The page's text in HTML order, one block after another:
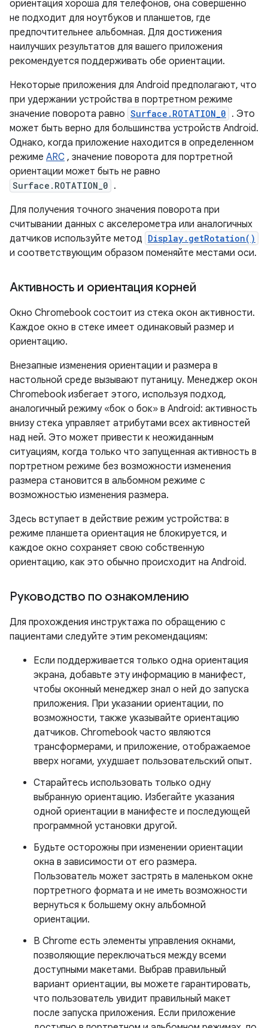
ориентация хороша для телефонов, она совершенно
не подходит для ноутбуков и планшетов, где
предпочтительнее альбомная. Для достижения
наилучших результатов для вашего приложения
рекомендуется поддерживать обе ориентации.
Некоторые приложения для Android предполагают, что
при удержании устройства в портретном режиме
значение поворота равно Surface.ROTATION_0 . Это
может быть верно для большинства устройств Android.
Однако, когда приложение находится в определенном
режиме ARC , значение поворота для портретной
ориентации может быть не равно
Surface.ROTATION_0 .
Для получения точного значения поворота при
считывании данных с акселерометра или аналогичных
датчиков используйте метод Display.getRotation()
и соответствующим образом поменяйте местами оси.
Активность и ориентация корней
Окно Chromebook состоит из стека окон активности.
Каждое окно в стеке имеет одинаковый размер и
ориентацию.
Внезапные изменения ориентации и размера в
настольной среде вызывают путаницу. Менеджер окон
Chromebook избегает этого, используя подход,
аналогичный режиму «бок о бок» в Android: активность
внизу стека управляет атрибутами всех активностей
над ней. Это может привести к неожиданным
ситуациям, когда только что запущенная активность в
портретном режиме без возможности изменения
размера становится в альбомном режиме с
возможностью изменения размера.
Здесь вступает в действие режим устройства: в
режиме планшета ориентация не блокируется, и
каждое окно сохраняет свою собственную
ориентацию, как это обычно происходит на Android.
Руководство по ознакомлению
Для прохождения инструктажа по обращению с
пациентами следуйте этим рекомендациям:
Если поддерживается только одна ориентация
экрана, добавьте эту информацию в манифест,
чтобы оконный менеджер знал о ней до запуска
приложения. При указании ориентации, по
возможности, также указывайте ориентацию
датчиков. Chromebook часто являются
трансформерами, и приложение, отображаемое
вверх ногами, ухудшает пользовательский опыт.
Старайтесь использовать только одну
выбранную ориентацию. Избегайте указания
одной ориентации в манифесте и последующей
программной установки другой.
Будьте осторожны при изменении ориентации
окна в зависимости от его размера.
Пользователь может застрять в маленьком окне
портретного формата и не иметь возможности
вернуться к большему окну альбомной
ориентации.
В Chrome есть элементы управления окнами,
позволяющие переключаться между всеми
доступными макетами. Выбрав правильный
вариант ориентации, вы можете гарантировать,
что пользователь увидит правильный макет
после запуска приложения. Если приложение